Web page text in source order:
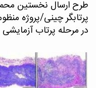
طرح ارسال نخستین
پرتابگر چینی/پروژه
در مرحله پرتاب آزمایشی